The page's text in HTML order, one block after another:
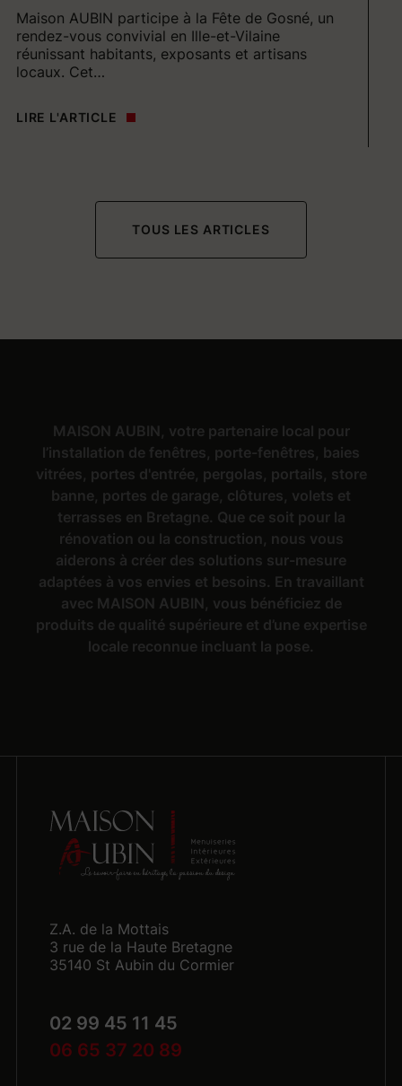
Maison AUBIN participe à la Fête de Gosné, un
rendez-vous convivial en Ille-et-Vilaine
réunissant habitants, exposants et artisans
locaux. Cet…
LIRE L'ARTICLE
TOUS LES ARTICLES
MAISON AUBIN, votre partenaire local pour
l’installation de fenêtres, porte-fenêtres, baies
vitrées, portes d'entrée, pergolas, portails, store
banne, portes de garage, clôtures, volets et
terrasses en Bretagne. Que ce soit pour la
rénovation ou la construction, nous vous
aiderons à créer des solutions sur-mesure
adaptées à vos envies et besoins. En travaillant
avec MAISON AUBIN, vous bénéficiez de
produits de qualité supérieure et d’une expertise
locale reconnue incluant la pose.
Z.A. de la Mottais
3 rue de la Haute Bretagne
35140 St Aubin du Cormier
02 99 45 11 45
06 65 37 20 89